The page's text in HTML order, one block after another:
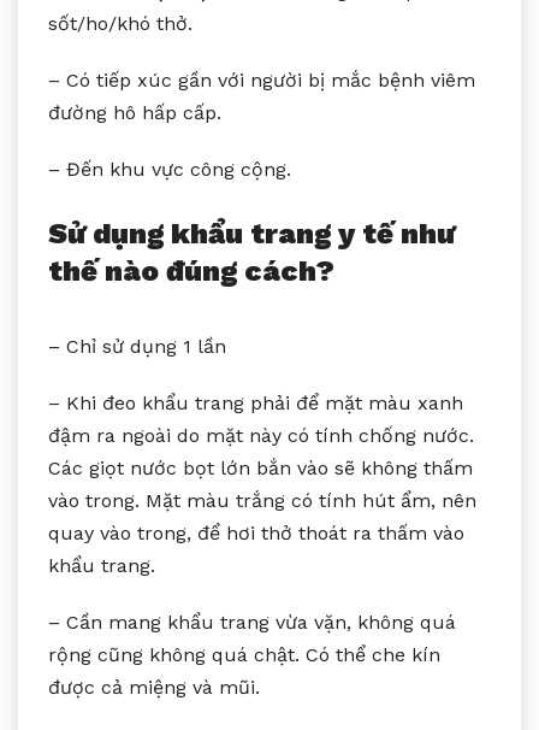
sốt/ho/khó thở.
– Có tiếp xúc gần với người bị mắc bệnh viêm
đường hô hấp cấp.
– Đến khu vực công cộng.
Sử dụng khẩu trang y tế như
thế nào đúng cách?
– Chỉ sử dụng 1 lần
– Khi đeo khẩu trang phải để mặt màu xanh
đậm ra ngoài do mặt này có tính chống nước.
Các giọt nước bọt lớn bắn vào sẽ không thấm
vào trong. Mặt màu trắng có tính hút ẩm, nên
quay vào trong, để hơi thở thoát ra thấm vào
khẩu trang.
– Cần mang khẩu trang vừa vặn, không quá
rộng cũng không quá chật. Có thể che kín
được cả miệng và mũi.